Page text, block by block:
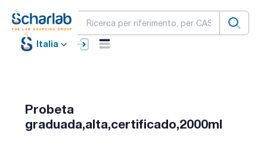
Italia
Probeta
graduada,alta,certificado,2000ml